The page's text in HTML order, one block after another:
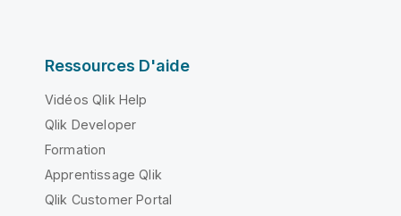
Ressources D'aide
Vidéos Qlik Help
Qlik Developer
Formation
Apprentissage Qlik
Qlik Customer Portal